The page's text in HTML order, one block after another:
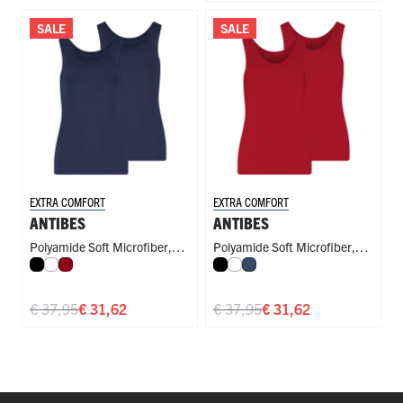
SALE
EXTRA COMFORT
ANTIBES
Polyamide Soft Microfiber,
Singlet
Zwart
WitDonkerrood
€ 31,62
€ 37,95
SALE
EXTRA COMFORT
ANTIBES
Polyamide Soft Microfiber,
Singlet
Zwart
WitDonkerblauw
€ 31,62
€ 37,95